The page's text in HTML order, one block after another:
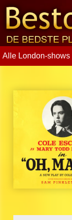
Alle London-shows